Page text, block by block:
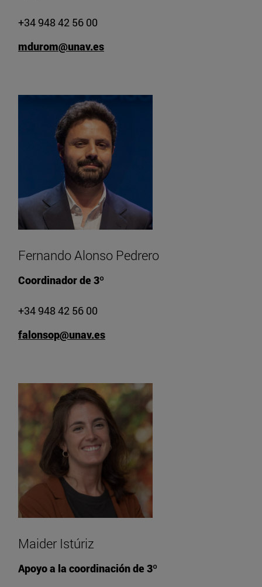
+34 948 42 56 00
mdurom@unav.es
Fernando Alonso Pedrero
Coordinador de 3º
+34 948 42 56 00
falonsop@unav.es
Maider Istúriz
Apoyo a la coordinación de 3º